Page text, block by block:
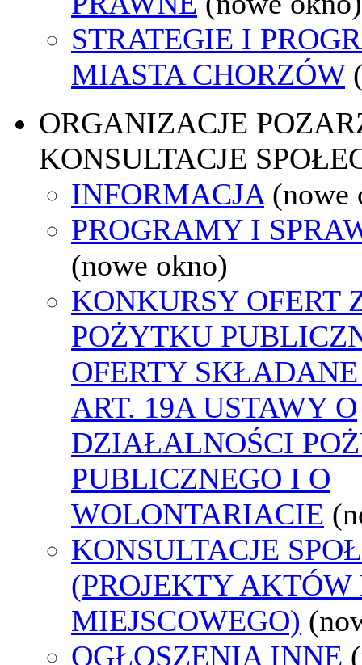
STRATEGIE I
MIASTA CHORZÓW
ORGANIZACJE
KONSULTACJE
INFORMACJA (nowe
PROGRAMY I
(nowe okno)
KONKURSY OFERT
POŻYTKU
OFERTY
ART. 19A USTAWY O
DZIAŁALNOŚCI
PUBLICZNEGO I O
WOLONTARIACIE
KONSULTACJE
(PROJEKTY AKTÓW
MIEJSCOWEGO)
OGŁOSZENIA INNE